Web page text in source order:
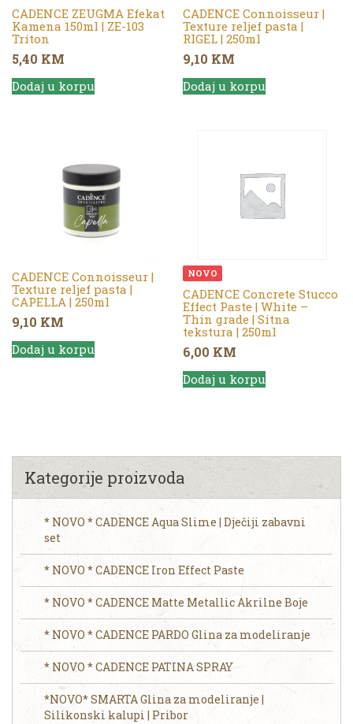
CADENCE ZEUGMA Efekat
Kamena 150ml | ZE-103
Triton
5,40 KM
Dodaj u korpu
CADENCE Connoisseur |
Texture reljef pasta |
RIGEL | 250ml
9,10 KM
Dodaj u korpu
CADENCE Connoisseur |
Texture reljef pasta |
CAPELLA | 250ml
9,10 KM
Dodaj u korpu
NOVO
CADENCE Concrete Stucco
Effect Paste | White –
Thin grade | Sitna
tekstura | 250ml
6,00 KM
Dodaj u korpu
Kategorije proizvoda
* NOVO * CADENCE Aqua Slime | Dječiji zabavni
set
* NOVO * CADENCE Iron Effect Paste
* NOVO * CADENCE Matte Metallic Akrilne Boje
* NOVO * CADENCE PARDO Glina za modeliranje
* NOVO * CADENCE PATINA SPRAY
*NOVO* SMARTA Glina za modeliranje |
Silikonski kalupi | Pribor